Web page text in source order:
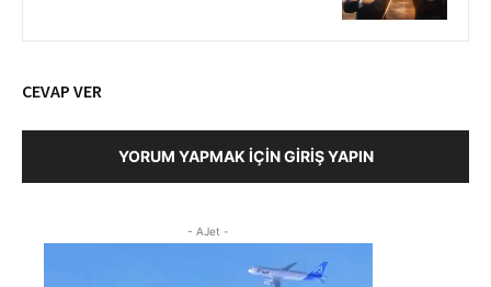
CEVAP VER
YORUM YAPMAK İÇIN GIRIŞ YAPIN
- AJet -